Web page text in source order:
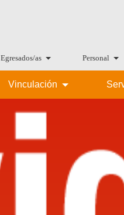
Egresados/as Personal
Vinculación